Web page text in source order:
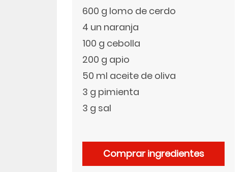
600 g lomo de cerdo
4 un naranja
100 g cebolla
200 g apio
50 ml aceite de oliva
3 g pimienta
3 g sal
Comprar ingredientes